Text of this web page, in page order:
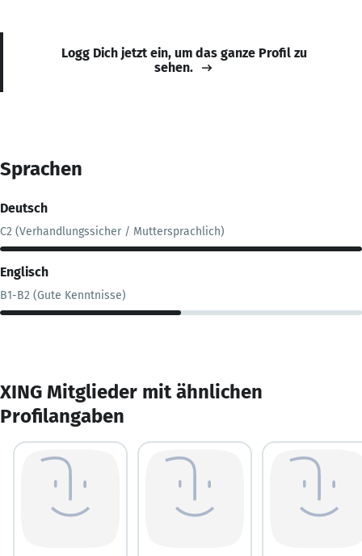
Logg Dich jetzt ein, um das ganze Profil zu
sehen.
Sprachen
Deutsch
C2 (Verhandlungssicher / Muttersprachlich)
Englisch
B1-B2 (Gute Kenntnisse)
XING Mitglieder mit ähnlichen
Profilangaben